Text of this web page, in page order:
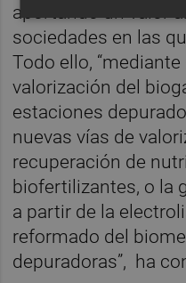
aportando un valor
sociedades en las
Todo ello,
valorización del
estaciones
nuevas vías de
recuperación de
biofertilizantes, o la
a partir de la
reformado del
depuradoras”, ha